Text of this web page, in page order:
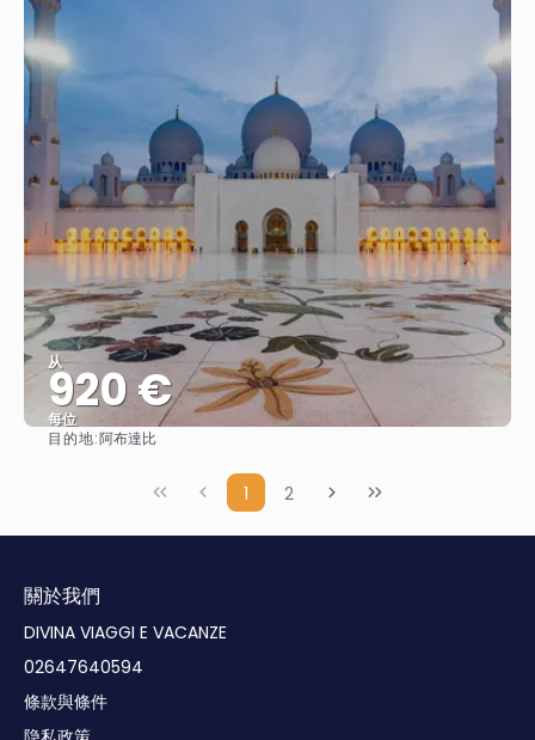
从
920 €
每位
目的地:阿布達比
1 2
關於我們
DIVINA VIAGGI E VACANZE
02647640594
條款與條件